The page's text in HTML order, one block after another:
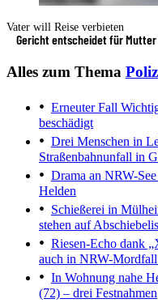
Vater will Reise verbieten
Gericht entscheidet für Mutter
Alles zum Thema
Erneuter Fall
beschädigt
Drei Menschen in
Straßenbahnunfall in
Drama an NRW-See
Helden
Schießerei in
stehen auf
Riesen-Echo dank
auch in NRW-
In Wohnung nahe
(72) – drei Festnahmen